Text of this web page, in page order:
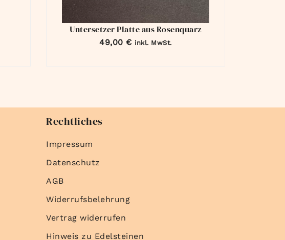
Untersetzer Platte aus Rosenquarz
49,00 € inkl. MwSt.
Rechtliches
Impressum
Datenschutz
AGB
Widerrufsbelehrung
Vertrag widerrufen
Hinweis zu Edelsteinen